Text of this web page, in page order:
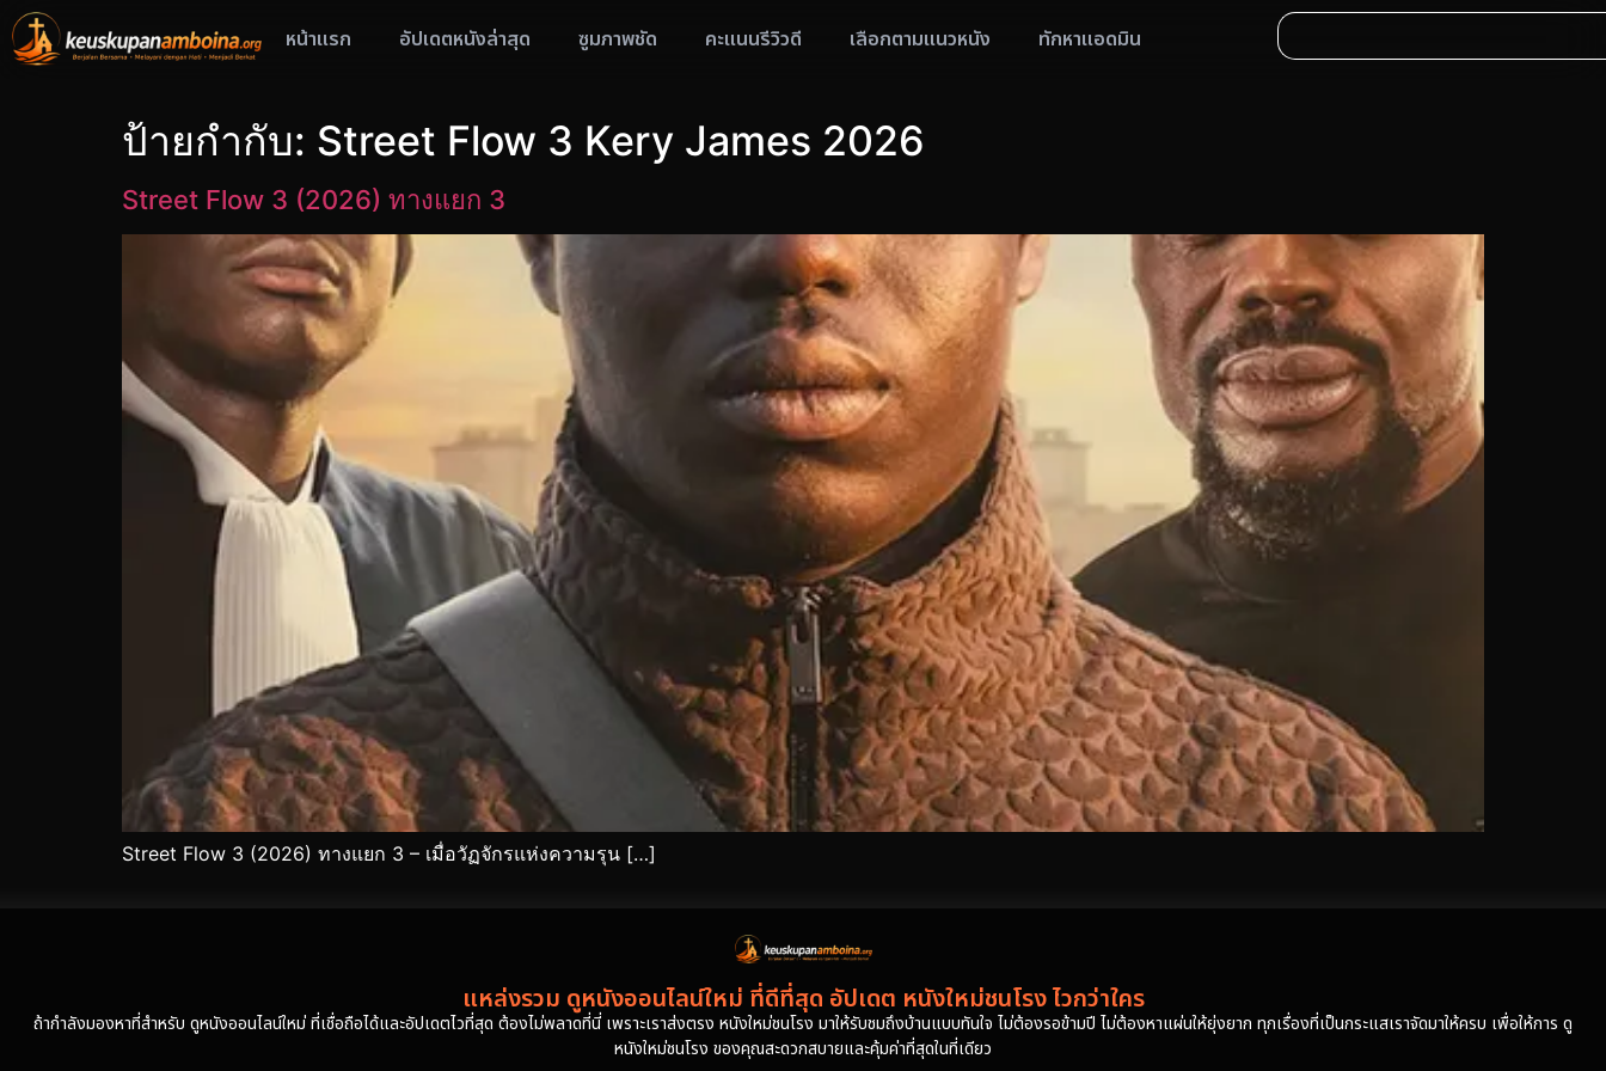
หน้าแรก อัปเดตหนังล่าสุด ซูมภาพชัด คะแนนรีวิวดี เลือกตามแนวหนัง ทักหาแอดมิน
ป้ายกำกับ: Street Flow 3 Kery James 2026
Street Flow 3 (2026) ทางแยก 3
Street Flow 3 (2026) ทางแยก 3 – เมื่อวัฏจักรแห่งความรุน […]
แหล่งรวม ดูหนังออนไลน์ใหม่ ที่ดีที่สุด อัปเดต หนังใหม่ชนโรง ไวกว่าใคร
ถ้ากำลังมองหาที่สำหรับ ดูหนังออนไลน์ใหม่ ที่เชื่อถือได้และอัปเดตไวที่สุด ต้องไม่พลาดที่นี่ เพราะเราส่งตรง หนังใหม่ชนโรง มาให้รับชมถึงบ้านแบบทันใจ ไม่ต้องรอข้ามปี ไม่ต้องหาแผ่นให้ยุ่งยาก ทุกเรื่องที่เป็นกระแสเราจัดมาให้ครบ เพื่อให้การ ดู
หนังใหม่ชนโรง ของคุณสะดวกสบายและคุ้มค่าที่สุดในที่เดียว